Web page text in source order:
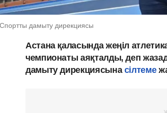
дамыту дирекциясы
Астана қаласында жеңіл
чемпионаты аяқталды, деп
дамыту дирекциясына сілтеме